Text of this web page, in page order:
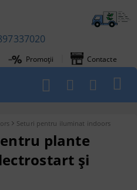
Promoții Contacte
Seturi pentru iluminat indoors
plante
și